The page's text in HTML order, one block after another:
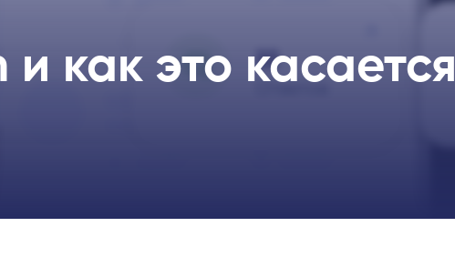
как это касается